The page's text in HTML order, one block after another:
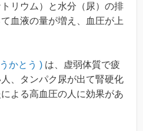
リウム）と水分（尿）の排
血液の量が増え、血圧が上
かとう ) は、虚弱体質で疲
、タンパク尿が出て腎硬化
よる高血圧の人に効果があ